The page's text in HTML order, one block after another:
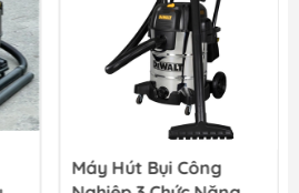
Máy Hút Bụi Công